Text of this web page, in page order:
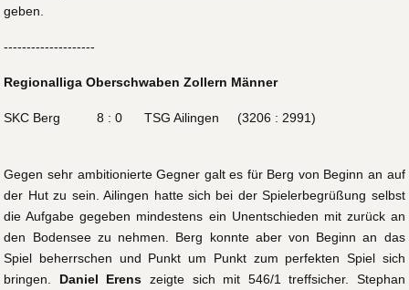
geben.
--------------------
Regionalliga Oberschwaben Zollern Männer
SKC Berg 8 : 0 TSG Ailingen (3206 : 2991)
Gegen sehr ambitionierte Gegner galt es für Berg von Beginn an auf
der Hut zu sein. Ailingen hatte sich bei der Spielerbegrüßung selbst
die Aufgabe gegeben mindestens ein Unentschieden mit zurück an
den Bodensee zu nehmen. Berg konnte aber von Beginn an das
Spiel beherrschen und Punkt um Punkt zum perfekten Spiel sich
bringen. Daniel Erens zeigte sich mit 546/1 treffsicher. Stephan